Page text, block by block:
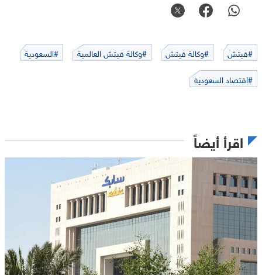
#فيتش #وكالة فيتش #وكالة فيتش العالمية
#السعودية
#اقتصاد السعودية
اقرأ أيضاً